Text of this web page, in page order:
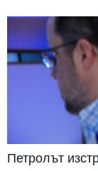
Петролът